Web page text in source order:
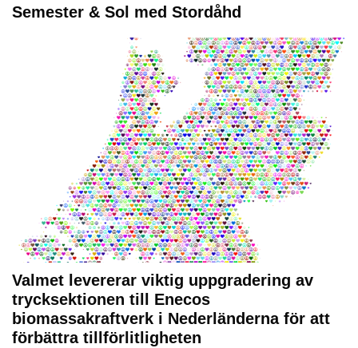
Semester & Sol med Stordåhd
Valmet levererar viktig uppgradering av
trycksektionen till Enecos
biomassakraftverk i Nederländerna för att
förbättra tillförlitligheten